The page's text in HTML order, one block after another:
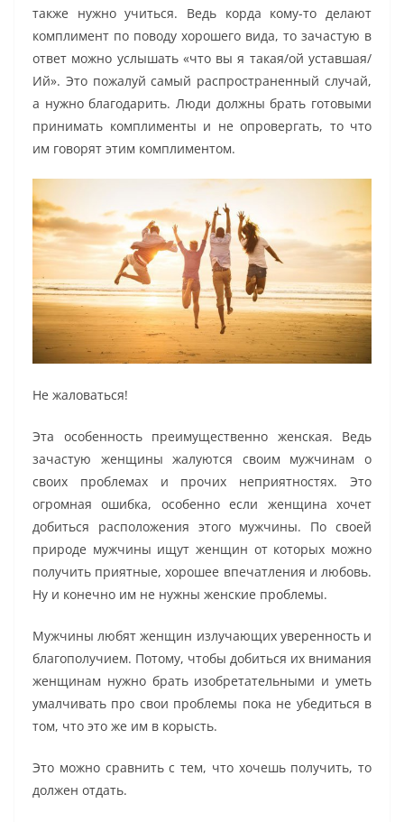
также нужно учиться. Ведь корда кому-то делают
комплимент по поводу хорошего вида, то зачастую в
ответ можно услышать «что вы я такая/ой уставшая/
Ий». Это пожалуй самый распространенный случай,
а нужно благодарить. Люди должны брать готовыми
принимать комплименты и не опровергать, то что
им говорят этим комплиментом.
Не жаловаться!
Эта особенность преимущественно женская. Ведь
зачастую женщины жалуются своим мужчинам о
своих проблемах и прочих неприятностях. Это
огромная ошибка, особенно если женщина хочет
добиться расположения этого мужчины. По своей
природе мужчины ищут женщин от которых можно
получить приятные, хорошее впечатления и любовь.
Ну и конечно им не нужны женские проблемы.
Мужчины любят женщин излучающих уверенность и
благополучием. Потому, чтобы добиться их внимания
женщинам нужно брать изобретательными и уметь
умалчивать про свои проблемы пока не убедиться в
том, что это же им в корысть.
Это можно сравнить с тем, что хочешь получить, то
должен отдать.